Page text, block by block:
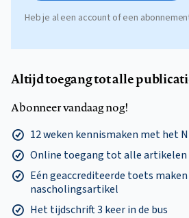
Heb je al een account of een
Altijd toegang tot alle
Abonneer vandaag nog!
12 weken kennismaken met het
Online toegang tot alle artikelen
Eén geaccrediteerde toets
nascholingsartikel
Het tijdschrift 3 keer in de bus